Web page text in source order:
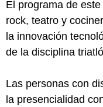
El programa de
rock, teatro y
la innovación
de la disciplina
Las personas con
la presencialidad